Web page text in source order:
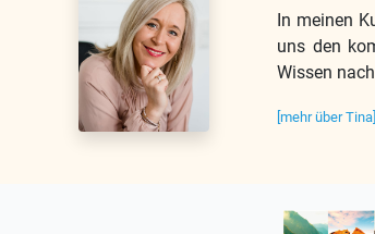
In meinen
uns den
Wissen
[mehr über Tina]